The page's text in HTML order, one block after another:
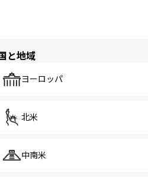
と地域
ヨーロッパ
北米
中南米